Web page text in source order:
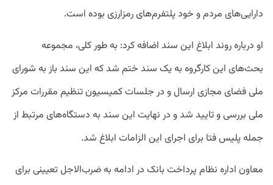
دارایی‌های مردم و خود پلتفرم‌های رمزارزی بوده است.
او درباره روند ابلاغ این سند اضافه کرد: به طور کلی، مجموعه
بحث‌های این کارگروه به یک سند ختم شد که این سند باز به شورای
ملی فضای مجازی ارسال و در جلسات کمیسیون تنظیم مقررات مرکز
ملی بررسی و تایید شد و در نهایت این سند به دستگاه‌های مرتبط از
جمله پلیس فتا برای اجرای این الزامات ابلاغ شد.
معاون اداره نظام پرداخت بانک در ادامه به ضرب‌الاجل تعیینی برای